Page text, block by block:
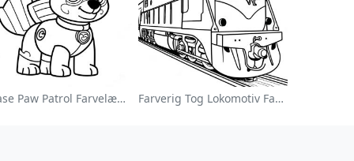
Chase Paw Patrol Farvelægningsside Farverig Tog Lokomotiv Farvelægningsside